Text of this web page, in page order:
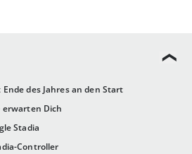
des Jahres an den Start
erwarten Dich
Stadia
Controller